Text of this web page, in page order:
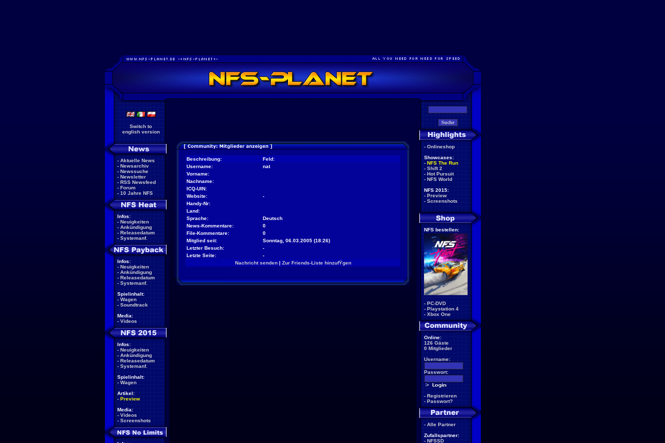
Switch to
english version
- Aktuelle News
- Newsarchiv
- Newssuche
- Newsletter
- RSS Newsfeed
- Forum
- 10 Jahre NFS
Infos:
- Neuigkeiten
- Ankündigung
- Releasedatum
- Systemanf.
Infos:
- Neuigkeiten
- Ankündigung
- Releasedatum
- Systemanf.
Spielinhalt:
- Wagen
- Soundtrack
Media:
- Videos
Infos:
- Neuigkeiten
- Ankündigung
- Releasedatum
- Systemanf.
Spielinhalt:
- Wagen
Artikel:
- Preview
Media:
- Videos
- Screenshots
Beschreibung:
Feld:
Username:
nat
Vorname:
Nachname:
ICQ-UIN:
Website:
-
Handy-Nr:
Land:
Sprache:
Deutsch
News-Kommentare:
0
File-Kommentare:
0
Mitglied seit:
Sonntag, 06.03.2005 (18:26)
Letzter Besuch:
-
Letzte Seite:
-
Nachricht senden| Zur Friends-Liste hinzufŸgen
- Onlineshop
Showcases:
- NFS The Run
- Shift 2
- Hot Pursuit
- NFS World
NFS 2015:
- Preview
- Screenshots
NFS bestellen:
- PC-DVD
- Playstation 4
- Xbox One
Online:
126 Gäste
0 Mitglieder
Username:
Passwort:
- Registrieren
- Passwort?
- Alle Partner
Zufallspartner:
- NFSSD